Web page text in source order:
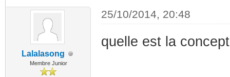
Lalalasong
Membre Junior
25/10/2014, 20:48
quelle est la